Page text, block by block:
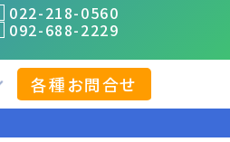
022-218-0560
092-688-2229
各種お問合せ